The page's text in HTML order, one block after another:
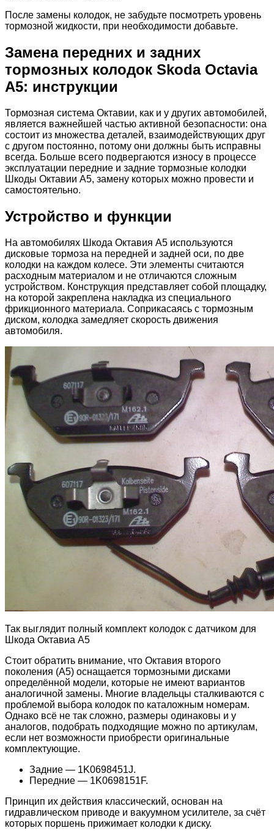
После замены колодок, не забудьте посмотреть уровень
тормозной жидкости, при необходимости добавьте.
Замена передних и задних
тормозных колодок Skoda Octavia
A5: инструкции
Тормозная система Октавии, как и у других автомобилей,
является важнейшей частью активной безопасности: она
состоит из множества деталей, взаимодействующих друг
с другом постоянно, потому они должны быть исправны
всегда. Больше всего подвергаются износу в процессе
эксплуатации передние и задние тормозные колодки
Шкоды Октавии А5, замену которых можно провести и
самостоятельно.
Устройство и функции
На автомобилях Шкода Октавия А5 используются
дисковые тормоза на передней и задней оси, по две
колодки на каждом колесе. Эти элементы считаются
расходным материалом и не отличаются сложным
устройством. Конструкция представляет собой площадку,
на которой закреплена накладка из специального
фрикционного материала. Соприкасаясь с тормозным
диском, колодка замедляет скорость движения
автомобиля.
Так выглядит полный комплект колодок с датчиком для
Шкода Октавиа А5
Стоит обратить внимание, что Октавия второго
поколения (А5) оснащается тормозными дисками
определённой модели, которые не имеют вариантов
аналогичной замены. Многие владельцы сталкиваются с
проблемой выбора колодок по каталожным номерам.
Однако всё не так сложно, размеры одинаковы и у
аналогов, подобрать подходящие можно по артикулам,
если нет возможности приобрести оригинальные
комплектующие.
Задние — 1K0698451J.
Передние — 1K0698151F.
Принцип их действия классический, основан на
гидравлическом приводе и вакуумном усилителе, за счёт
которых поршень прижимает колодки к диску.